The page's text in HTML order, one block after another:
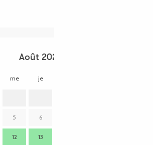
Août 2026
me je
5 6
12 13